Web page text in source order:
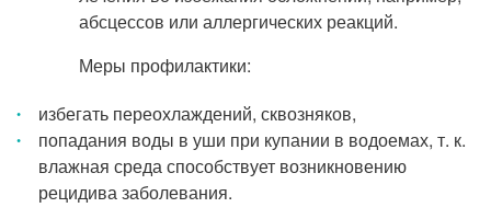
абсцессов или аллергических реакций.
Меры профилактики:
избегать переохлаждений, сквозняков,
попадания воды в уши при купании в водоемах, т. к.
влажная среда способствует возникновению
рецидива заболевания.